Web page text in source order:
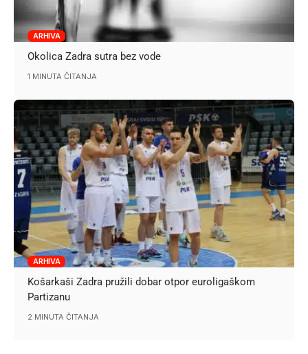
ARHIVA
Okolica Zadra sutra bez vode
1 MINUTA ČITANJA
ARHIVA
Košarkaši Zadra pružili dobar otpor euroligaškom
Partizanu
2 MINUTA ČITANJA